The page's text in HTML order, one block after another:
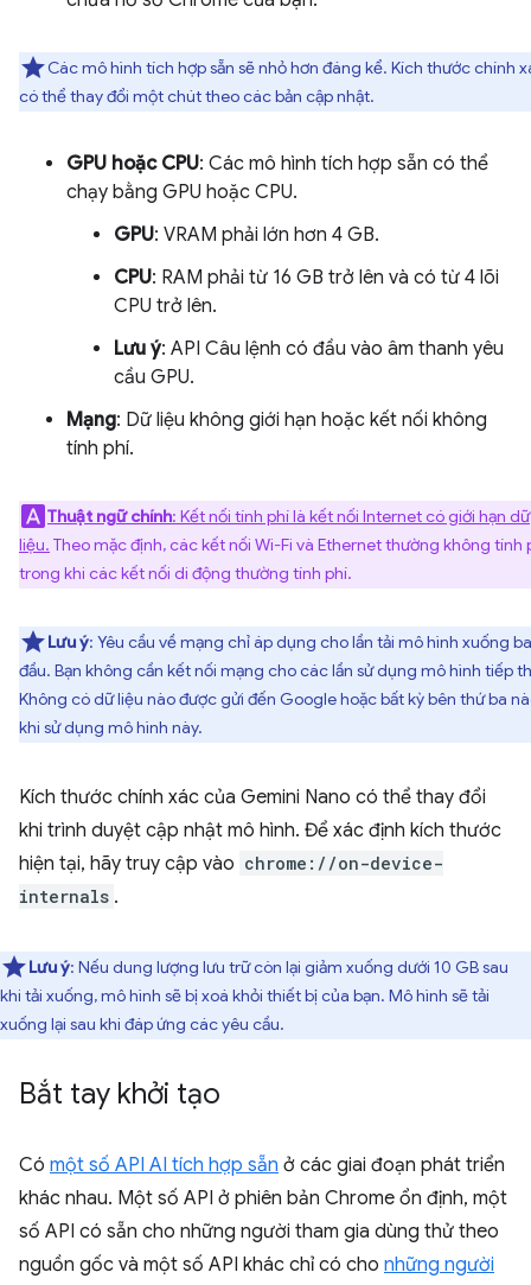
Các mô hình tích hợp sẵn sẽ nhỏ hơn đáng kể. Kích thước chính
có thể thay đổi một chút theo các bản cập nhật.
GPU hoặc CPU: Các mô hình tích hợp sẵn có thể
chạy bằng GPU hoặc CPU.
GPU: VRAM phải lớn hơn 4 GB.
CPU: RAM phải từ 16 GB trở lên và có từ 4 lõi
CPU trở lên.
Lưu ý: API Câu lệnh có đầu vào âm thanh yêu
cầu GPU.
Mạng: Dữ liệu không giới hạn hoặc kết nối không
tính phí.
Thuật ngữ chính: Kết nối tính phí là kết nối Internet có giới hạn dữ
liệu. Theo mặc định, các kết nối Wi-Fi và Ethernet thường không tính
trong khi các kết nối di động thường tính phí.
Lưu ý: Yêu cầu về mạng chỉ áp dụng cho lần tải mô hình xuống
đầu. Bạn không cần kết nối mạng cho các lần sử dụng mô hình tiếp
Không có dữ liệu nào được gửi đến Google hoặc bất kỳ bên thứ ba
khi sử dụng mô hình này.
Kích thước chính xác của Gemini Nano có thể thay đổi
khi trình duyệt cập nhật mô hình. Để xác định kích thước
hiện tại, hãy truy cập vào chrome://on-device-
internals .
Lưu ý: Nếu dung lượng lưu trữ còn lại giảm xuống dưới 10 GB sau
khi tải xuống, mô hình sẽ bị xoá khỏi thiết bị của bạn. Mô hình sẽ tải
xuống lại sau khi đáp ứng các yêu cầu.
Bắt tay khởi tạo
Có một số API AI tích hợp sẵn ở các giai đoạn phát triển
khác nhau. Một số API ở phiên bản Chrome ổn định, một
số API có sẵn cho những người tham gia dùng thử theo
nguồn gốc và một số API khác chỉ có cho những người